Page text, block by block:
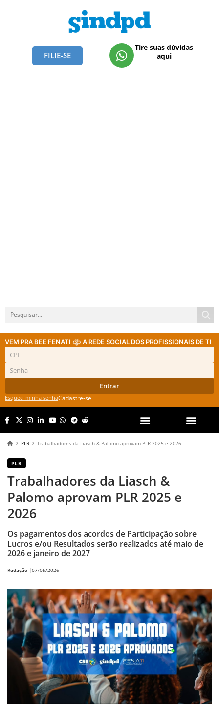
FILIE-SE
Tire suas dúvidas
aqui
VEM PRA BEE FENATI A REDE SOCIAL DOS PROFISSIONAIS DE TI
Entrar
Esqueci minha senhaCadastre-se
PLR Trabalhadores da Liasch & Palomo aprovam PLR 2025 e 2026
PLR
Trabalhadores da Liasch &
Palomo aprovam PLR 2025 e
2026
Os pagamentos dos acordos de Participação sobre
Lucros e/ou Resultados serão realizados até maio de
2026 e janeiro de 2027
Redação |07/05/2026